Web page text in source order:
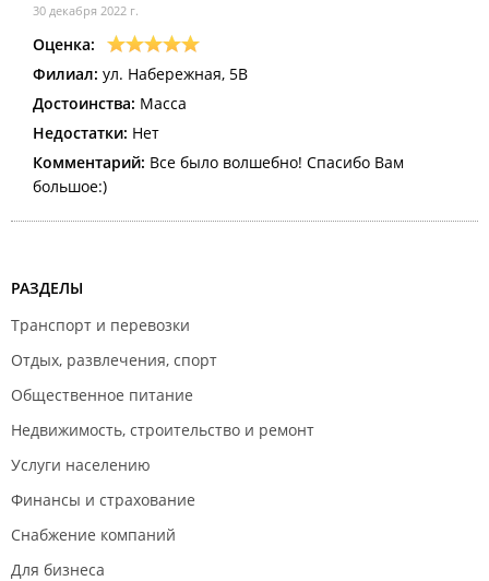
30 декабря 2022 г.
Оценка:
Филиал: ул. Набережная, 5В
Достоинства: Масса
Недостатки: Нет
Комментарий: Все было волшебно! Спасибо Вам
большое:)
РАЗДЕЛЫ
Транспорт и перевозки
Отдых, развлечения, спорт
Общественное питание
Недвижимость, строительство и ремонт
Услуги населению
Финансы и страхование
Снабжение компаний
Для бизнеса